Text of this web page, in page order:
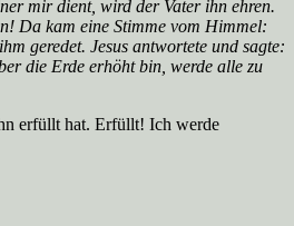
mir dient, wird der Vater ihn ehren.
Da kam eine Stimme vom Himmel:
geredet. Jesus antwortete und sagte:
die Erde erhöht bin, werde alle zu
erfüllt hat. Erfüllt! Ich werde